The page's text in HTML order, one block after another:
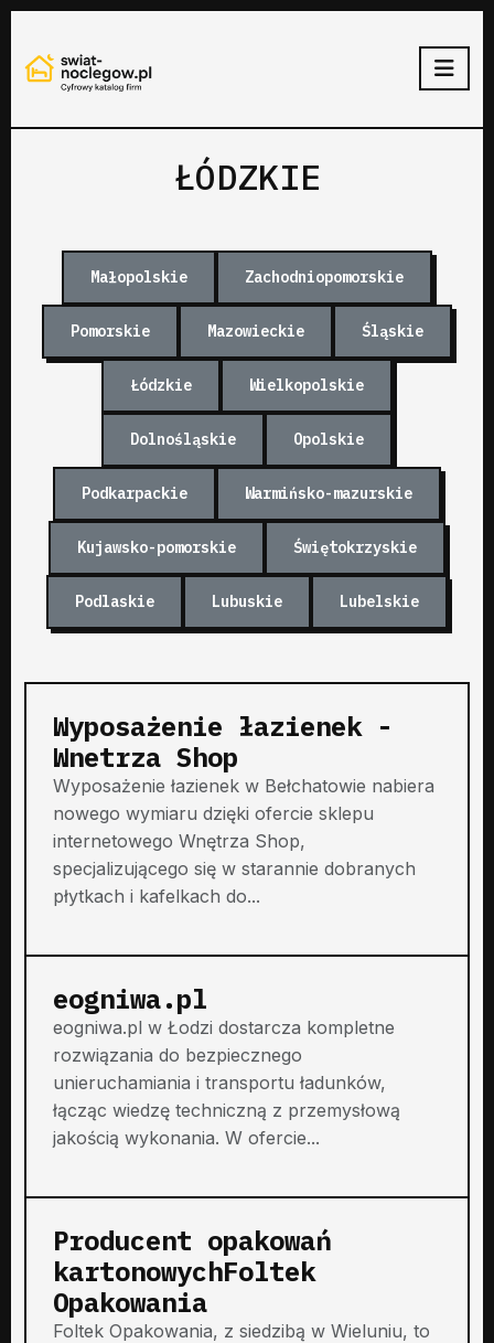
ŁÓDZKIE
Małopolskie Zachodniopomorskie
Pomorskie Mazowieckie Śląskie
Łódzkie Wielkopolskie
Dolnośląskie Opolskie
Podkarpackie Warmińsko-mazurskie
Kujawsko-pomorskie Świętokrzyskie
Podlaskie Lubuskie Lubelskie
Wyposażenie łazienek -
Wnetrza Shop
Wyposażenie łazienek w Bełchatowie nabiera
nowego wymiaru dzięki ofercie sklepu
internetowego Wnętrza Shop,
specjalizującego się w starannie dobranych
płytkach i kafelkach do...
eogniwa.pl
eogniwa.pl w Łodzi dostarcza kompletne
rozwiązania do bezpiecznego
unieruchamiania i transportu ładunków,
łącząc wiedzę techniczną z przemysłową
jakością wykonania. W ofercie...
Producent opakowań
kartonowychFoltek
Opakowania
Foltek Opakowania, z siedzibą w Wieluniu, to